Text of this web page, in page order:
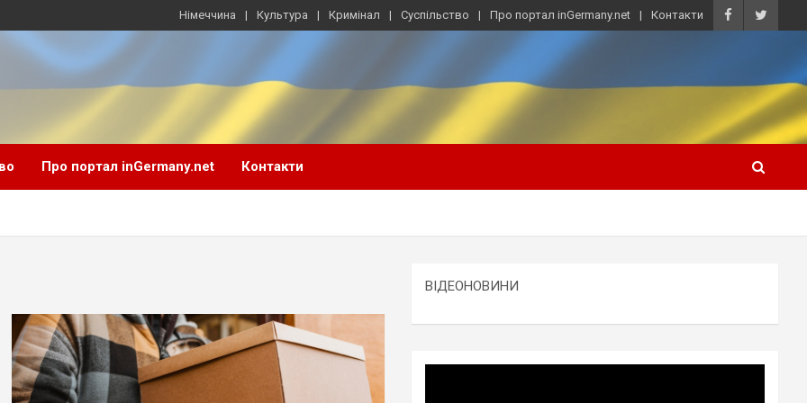
Німеччина Культура Кримінал Суспільство Про портал inGermany.net Контакти
Про портал inGermany.net Контакти
ВІДЕОНОВИНИ